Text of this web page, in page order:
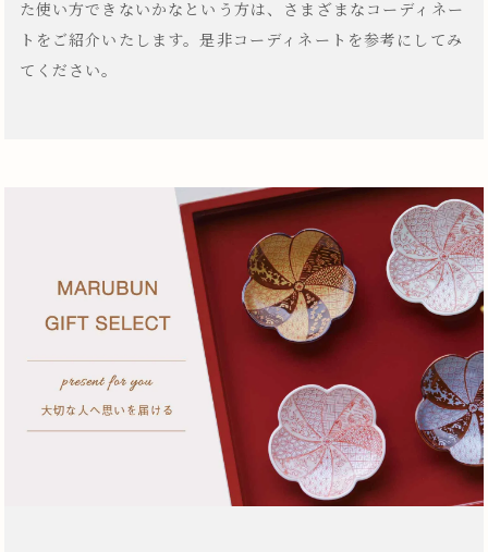
た使い方できないかなという方は、さまざまなコーディネー
トをご紹介いたします。是非コーディネートを参考にしてみ
てください。